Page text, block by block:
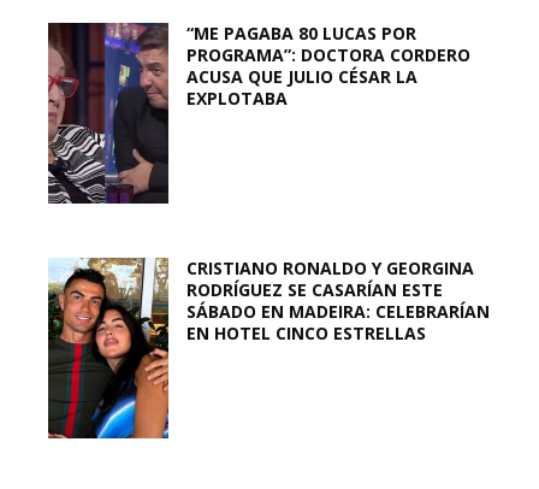
“ME PAGABA 80 LUCAS POR
PROGRAMA”: DOCTORA CORDERO
ACUSA QUE JULIO CÉSAR LA
EXPLOTABA
CRISTIANO RONALDO Y GEORGINA
RODRÍGUEZ SE CASARÍAN ESTE
SÁBADO EN MADEIRA: CELEBRARÍAN
EN HOTEL CINCO ESTRELLAS